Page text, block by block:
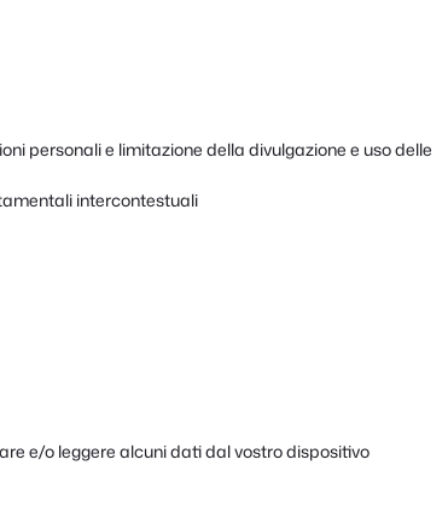
personali e limitazione della divulgazione e uso delle
intercontestuali
e/o leggere alcuni dati dal vostro dispositivo